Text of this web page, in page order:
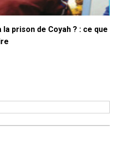
prison de Coyah ? : ce que